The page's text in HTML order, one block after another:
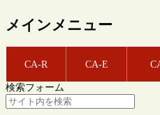
メインメニュー
CA-R CA-E
検索フォーム